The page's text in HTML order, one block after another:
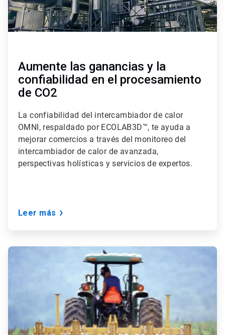
Aumente las ganancias y la
confiabilidad en el procesamiento
de CO2
La confiabilidad del intercambiador de calor
OMNI, respaldado por ECOLAB3D™, te ayuda a
mejorar comercios a través del monitoreo del
intercambiador de calor de avanzada,
perspectivas holísticas y servicios de expertos.
Leer más
ArticleTile